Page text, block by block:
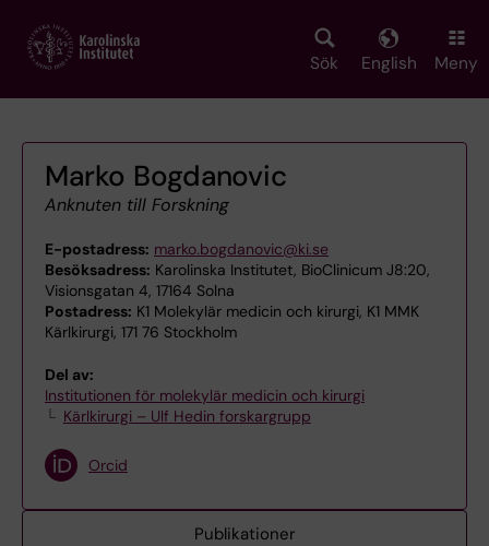
main
Sök English Meny
Marko Bogdanovic
Anknuten till Forskning
E-postadress: marko.bogdanovic@ki.se
Besöksadress: Karolinska Institutet, BioClinicum J8:20,
Visionsgatan 4, 17164 Solna
Postadress: K1 Molekylär medicin och kirurgi, K1 MMK
Kärlkirurgi, 171 76 Stockholm
Del av:
Institutionen för molekylär medicin och kirurgi
Kärlkirurgi – Ulf Hedin forskargrupp
Orcid
Publikationer